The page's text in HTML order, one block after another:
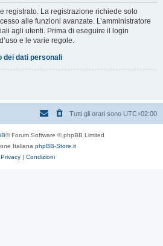
registrato. La registrazione richiede solo
alle funzioni avanzate. L’amministratore
agli utenti. Prima di eseguire il login
e le varie regole.
dei dati personali
Tutti gli orari sono UTC+02:00
® Forum Software © phpBB Limited
Italiana phpBB-Store.it
Privacy | Condizioni